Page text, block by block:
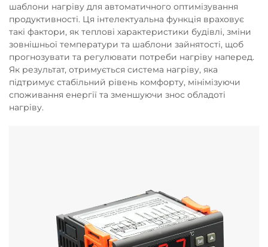
шаблони нагріву для автоматичного оптимізування
продуктивності. Ця інтелектуальна функція враховує
такі фактори, як теплові характеристики будівлі, зміни
зовнішньої температури та шаблони зайнятості, щоб
прогнозувати та регулювати потреби нагріву наперед.
Як результат, отримується система нагріву, яка
підтримує стабільний рівень комфорту, мінімізуючи
споживання енергії та зменшуючи знос обладоті
нагріву.